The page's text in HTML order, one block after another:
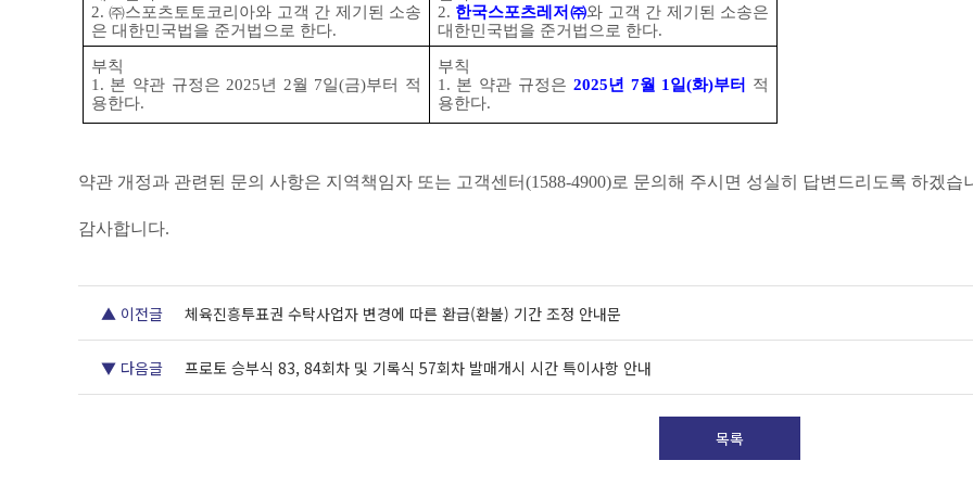
2. ㈜스포츠토토코리아와 고객 간 제기된 소송
은 대한민국법을 준거법으로 한다.
2. 한국스포츠레저 ㈜와 고객 간 제기된 소송은
대한민국법을 준거법으로 한다.
부칙
1. 본 약관 규정은 2025년 2월 7일(금)부터 적
용한다.
부칙
1. 본 약관 규정은 2025년 7월 1 일(화)부터
적
용한다.
약관 개정과 관련된 문의 사항은 지역책임자 또는 고객센터(1588-4900)로 문의해 주시면 성실히 답변드리도록 하겠습
감사합니다.
▲ 이전글 체육진흥투표권 수탁사업자 변경에 따른 환급(환불) 기간 조정 안내문
▼ 다음글 프로토 승부식 83, 84회차 및 기록식 57회차 발매개시 시간 특이사항 안내
목록